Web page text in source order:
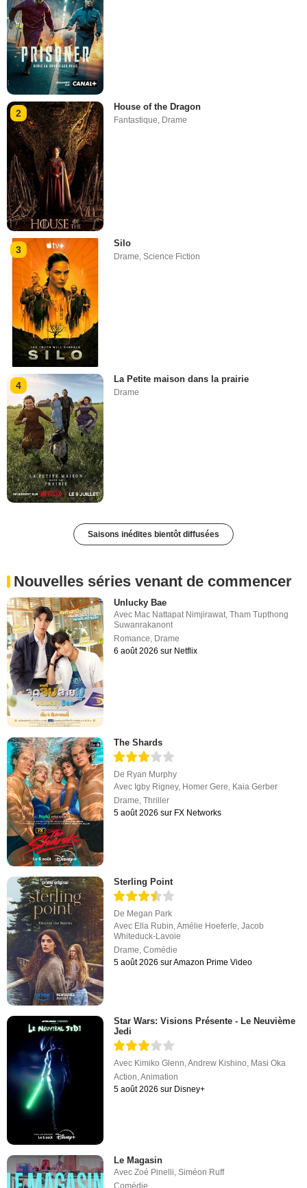
2
House of the Dragon
Fantastique, Drame
3
Silo
Drame ,Science Fiction
4
La Petite maison dans la prairie
Drame
Saisons inédites bientôt diffusées
Nouvelles séries venant de commencer
Unlucky Bae
Avec Mac Nattapat Nimjirawat,Tham Tupthong
Suwanrakanont
Romance, Drame
6 août 2026 sur Netflix
The Shards
De Ryan Murphy
Avec Igby Rigney, Homer Gere Kaia Gerber
Drame ,Thriller
5 août 2026 sur FX Networks
Sterling Point
De Megan Park
Avec Ella Rubin,Amélie Hoeferle,Jacob
Whiteduck-Lavoie
Drame,Comédie
5 août 2026 sur Amazon Prime Video
Star Wars: Visions Présente - Le Neuvième
Jedi
Avec Kimiko Glenn,Andrew Kishino, Masi Oka
Action,Animation
5 août 2026 sur Disney+
Le Magasin
AvecZoé Pinelli,Siméon Ruff